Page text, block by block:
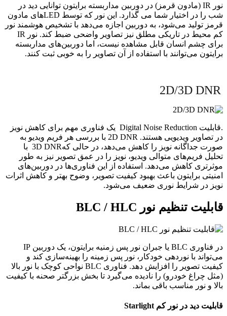
نور IR (مادون قرمز) در دوربین مداربسته برایتون توانایی دید در
شب را در اختیار شما می گذارد. این نور که توسط LEDهای مادون
قرمز تولید می‌شود، به دوربین اجازه می‌دهد با تشخیص هوشمند نور
کم محیط در تاریکی مطلق نیز تصاویر واضحی ضبط کند. نور IR
برای چشم انسان قابل مشاهده نیست، اما دوربین‌های مداربسته
برایتون می‌توانند با استفاده از آن تصاویر را به خوبی ثبت کنند.
2D/3D DNR
.قابلیت Digital Noise Reduction یک فناوری مهم برای کاهش نویز
در تصاویر ویدیویی هستند. 2D DNR با بررسی هر فریم ویدیو به
صورت جداگانه نویز را کاهش می‌دهد، در حالی که3D DNR با
تحلیل فریم‌های متوالی ویدیو، نویز را در عمق تصویر نیز به طور
موثرتری کاهش می‌دهد. استفاده از این فناوری‌ها در دوربین‌های
امنیتی برایتون باعث بهبود کیفیت تصویر، وضوح بهتر و کاهش اثرات
نویز در شرایط نوری ضعیف می‌شود.
قابلیت تنظیم نور BLC / HLC
در فناوری BLC یا جبران نور پس زمنیه برایتون، یک دوربین IP
می‌تواند با نوردهی خودکار، نور پس زمینه را بهینه‌سازی کند و
کیفیت تصویر را افزایش دهد. فناوری BLC نواحی کوچک با نور بالا
(مثل چراغ خودرو) را نادیده می‌گیرد تا بخش بزرگتر صحنه با کیفیت
بالا و نور مناسب باقی بماند.
قابلیت دید در نور کم Starlight